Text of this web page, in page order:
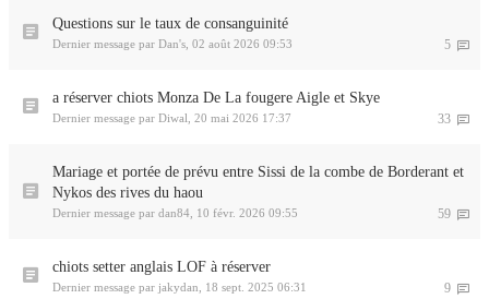
Questions sur le taux de consanguinité
5
Dernier message par Dan's 02 août 2026 09:53
a réserver chiots Monza De La fougere Aigle et Skye
33
Dernier message par Diwal 20 mai 2026 17:37
Mariage et portée de prévu entre Sissi de la combe de Borderant et
Nykos des rives du haou
59
Dernier message par dan84 10 févr. 2026 09:55
chiots setter anglais LOF à réserver
9
Dernier message par jakydan 18 sept. 2025 06:31